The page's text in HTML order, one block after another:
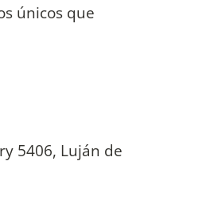
únicos que
5406, Luján de